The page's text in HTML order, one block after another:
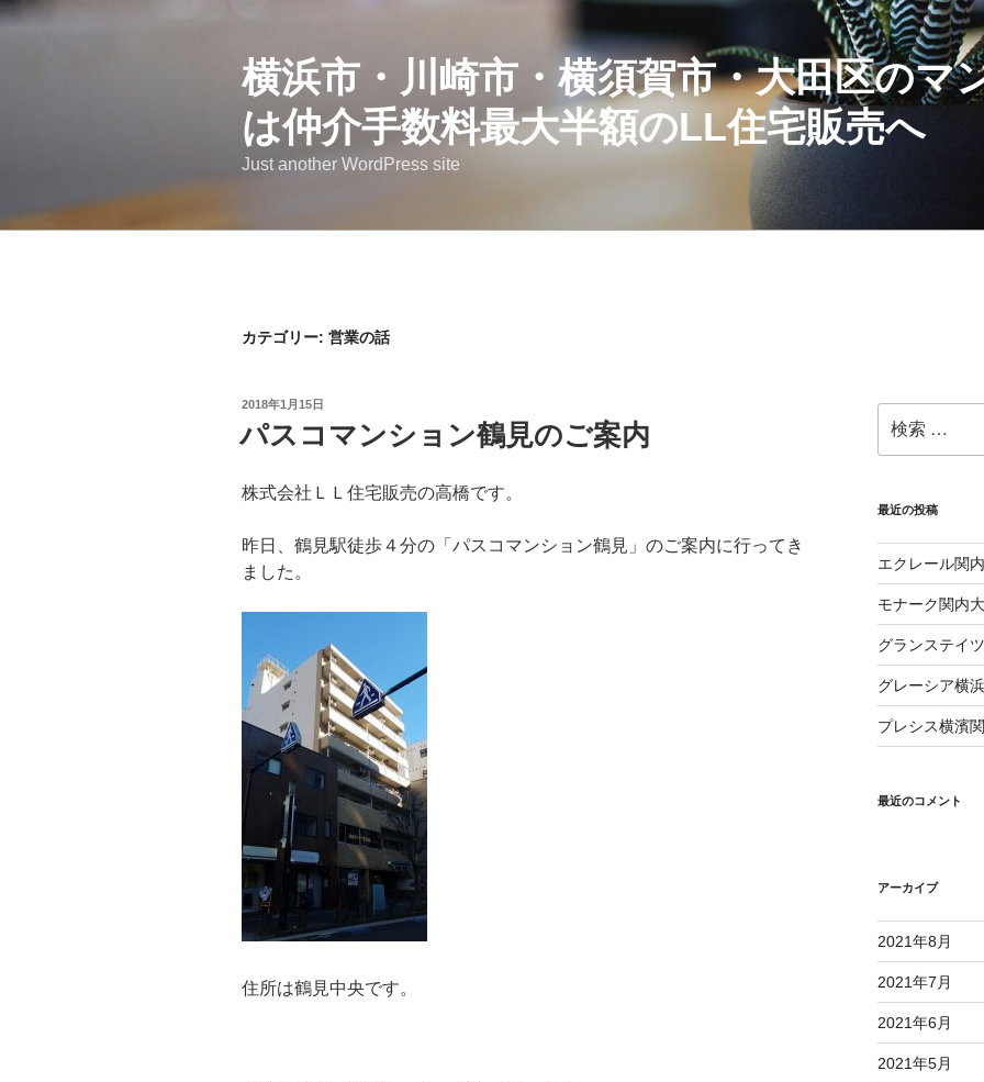
コ
ッ
横浜市・川崎市・横須賀市・大田区のマ
は仲介手数料最大半額のLL住宅販売へ
Just another WordPress site
カテゴリー: 営業の話
投
日:
2018年1月15日
パスコマンション鶴見のご案内
株式会社ＬＬ住宅販売の高橋です。
昨日、鶴見駅徒歩４分の「パスコマンション鶴見」のご案内に行ってき
ました。
住所は鶴見中央です。
索:
最近の投稿
エクレール関
モナーク関内
グランステイ
グレーシア横
プレシス横濱
最近のコメント
アーカイブ
2021年8月
2021年7月
2021年6月
2021年5月